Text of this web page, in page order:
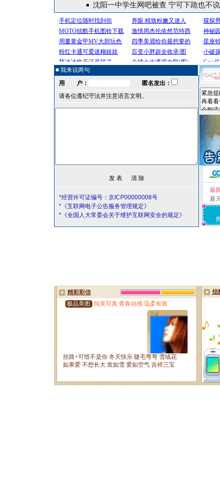
沈阳一中学生网吧被查 宁可下跪也不
■ 我来说两句
用 户：
匿名发出：
请各位遵纪守法并注意语言文明。
*经营许可证编号：京ICP00000008号
*《互联网电子公告服务管理规定》
*《全国人大常委会关于维护互联网安全的规定》
最
夏